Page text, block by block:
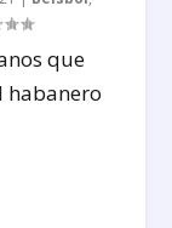
que
habanero